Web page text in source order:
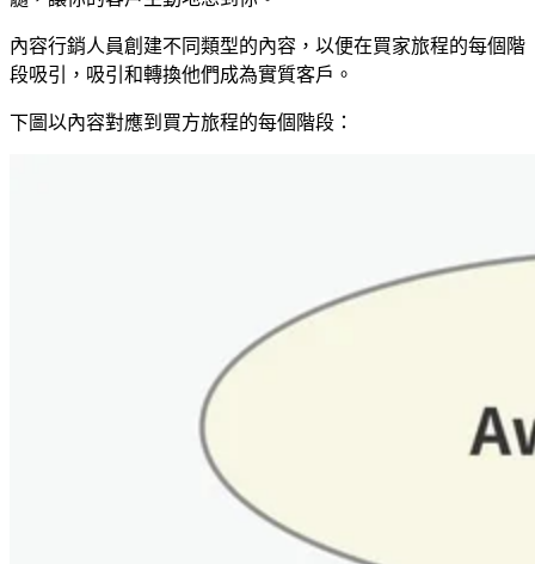
內容行銷人員創建不同類型的內容，以便在買家旅程的每個階
段吸引，吸引和轉換他們成為實質客戶。
下圖以內容對應到買方旅程的每個階段：